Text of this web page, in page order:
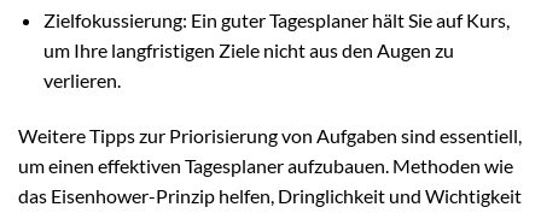
Zielfokussierung: Ein guter Tagesplaner hält Sie auf Kurs,
um Ihre langfristigen Ziele nicht aus den Augen zu
verlieren.
Weitere Tipps zur Priorisierung von Aufgaben sind essentiell,
um einen effektiven Tagesplaner aufzubauen. Methoden wie
das Eisenhower-Prinzip helfen, Dringlichkeit und Wichtigkeit